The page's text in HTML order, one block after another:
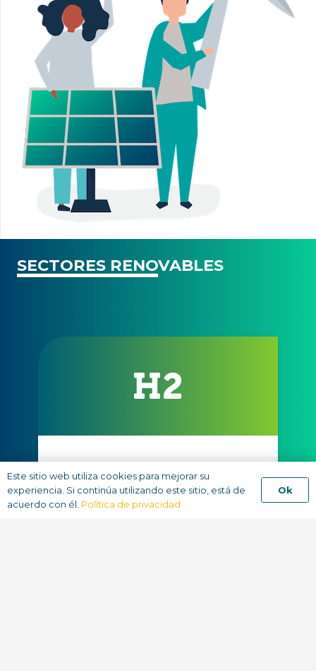
SECTORES RENOVABLES
H2
Producción De Hidrógeno Verde
Este sitio web utiliza cookies para mejorar su
experiencia. Si continúa utilizando este sitio, está de
acuerdo con él. Política de privacidad
Ok